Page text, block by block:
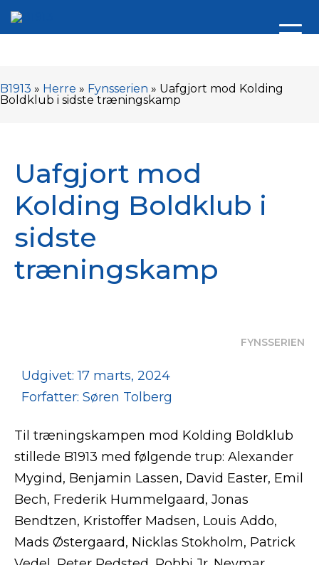
B1913 » Herre » Fynsserien » Uafgjort mod Kolding
Boldklub i sidste træningskamp
Uafgjort mod
Kolding Boldklub i
sidste
træningskamp
FYNSSERIEN
Udgivet: 17 marts, 2024
Forfatter: Søren Tolberg
Til træningskampen mod Kolding Boldklub
stillede B1913 med følgende trup: Alexander
Mygind, Benjamin Lassen, David Easter, Emil
Bech, Frederik Hummelgaard, Jonas
Bendtzen, Kristoffer Madsen, Louis Addo,
Mads Østergaard, Nicklas Stokholm, Patrick